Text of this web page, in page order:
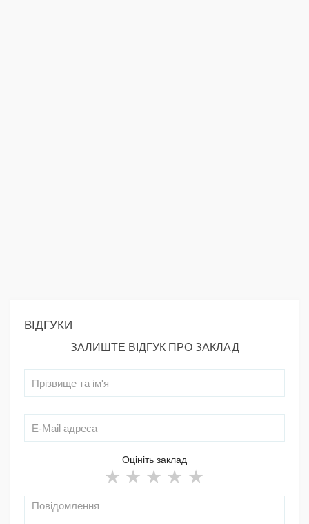
ВІДГУКИ
ЗАЛИШТЕ ВІДГУК ПРО ЗАКЛАД
Оцініть заклад